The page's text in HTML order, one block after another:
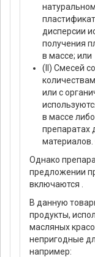
дисперсии
получения
в массе; или
(II) Смесей
или с
в массе
препаратах
Однако
предложении
включаются .
В данную
продукты,
масляных
непригодные
например: